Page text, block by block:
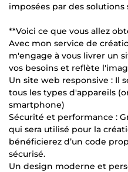
imposées par des solutions
**Voici ce que vous allez
Avec mon service de
m'engage à vous livrer un
vos besoins et reflète
Un site web responsive : Il
tous les types d'appareils
smartphone)
Sécurité et performance :
qui sera utilisé pour la
bénéficierez d’un code
sécurisé.
Un design moderne et